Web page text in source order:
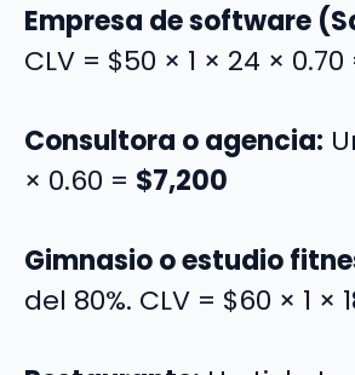
Empresa de software
CLV = $50 × 1 × 24 × 0.70
Consultora o agencia:
× 0.60 = $7,200
Gimnasio o estudio
del 80%. CLV = $60 × 1 ×